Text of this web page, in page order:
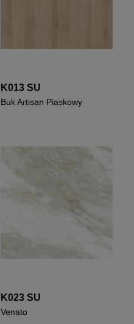
K013 SU
Buk Artisan Piaskowy
K023 SU
Venato